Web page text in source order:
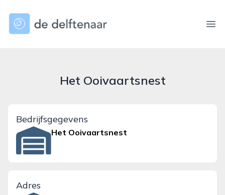
dedelftenaar.nl
Het Ooivaartsnest
Bedrijfsgegevens
Het Ooivaartsnest
Adres